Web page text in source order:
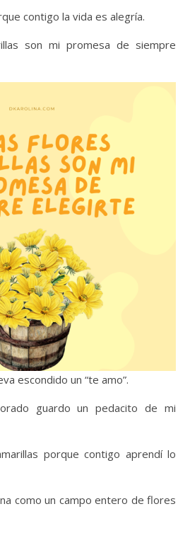
contigo la vida es alegría.
son mi promesa de siempre
escondido un “te amo”.
guardo un pedacito de mi
porque contigo aprendí lo
como un campo entero de flores